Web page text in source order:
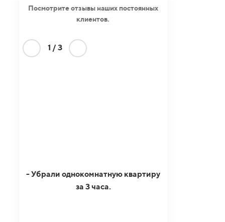
Посмотрите отзывы наших постоянных
клиентов.
1 /3
- Убрали однокомнатную квартиру
за 3 часа.